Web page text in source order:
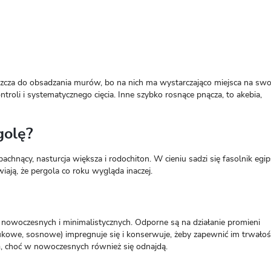
do obsadzania murów, bo na nich ma wystarczająco miejsca na
i systematycznego cięcia. Inne szybko rosnące pnącza, to akebia,
nasturcja większa i rodochiton. W cieniu sadzi się fasolnik
że pergola co roku wygląda inaczej.
i minimalistycznych. Odporne są na działanie promieni
sosnowe) impregnuje się i konserwuje, żeby zapewnić im
w nowoczesnych również się odnajdą.